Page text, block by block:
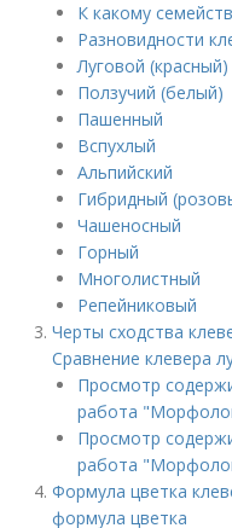
К какому
Разновидности
Луговой (красный)
Ползучий (белый)
Пашенный
Вспухлый
Альпийский
Гибридный
Чашеносный
Горный
Многолистный
Репейниковый
Черты сходства
Сравнение клевера
Просмотр
работа
Просмотр
работа
Формула цветка
формула цветка